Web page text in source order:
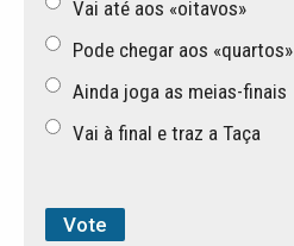
Vai até aos «oitavos»
Pode chegar aos «quartos»
Ainda joga as meias-finais
Vai à final e traz a Taça